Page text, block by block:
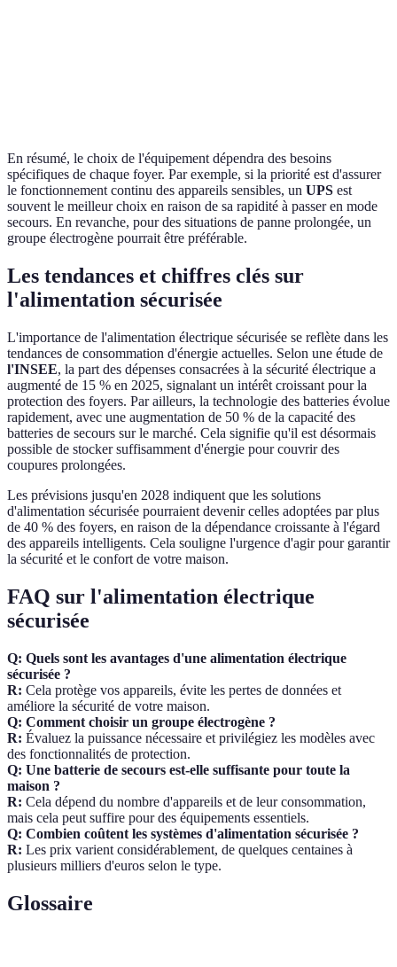
En résumé, le choix de l'équipement dépendra des besoins
spécifiques de chaque foyer. Par exemple, si la priorité est d'assurer
le fonctionnement continu des appareils sensibles, un UPS est
souvent le meilleur choix en raison de sa rapidité à passer en mode
secours. En revanche, pour des situations de panne prolongée, un
groupe électrogène pourrait être préférable.
Les tendances et chiffres clés sur
l'alimentation sécurisée
L'importance de l'alimentation électrique sécurisée se reflète dans les
tendances de consommation d'énergie actuelles. Selon une étude de
l'INSEE, la part des dépenses consacrées à la sécurité électrique a
augmenté de 15 % en 2025, signalant un intérêt croissant pour la
protection des foyers. Par ailleurs, la technologie des batteries évolue
rapidement, avec une augmentation de 50 % de la capacité des
batteries de secours sur le marché. Cela signifie qu'il est désormais
possible de stocker suffisamment d'énergie pour couvrir des
coupures prolongées.
Les prévisions jusqu'en 2028 indiquent que les solutions
d'alimentation sécurisée pourraient devenir celles adoptées par plus
de 40 % des foyers, en raison de la dépendance croissante à l'égard
des appareils intelligents. Cela souligne l'urgence d'agir pour garantir
la sécurité et le confort de votre maison.
FAQ sur l'alimentation électrique
sécurisée
Q: Quels sont les avantages d'une alimentation électrique
sécurisée ?
R: Cela protège vos appareils, évite les pertes de données et
améliore la sécurité de votre maison.
Q: Comment choisir un groupe électrogène ?
R: Évaluez la puissance nécessaire et privilégiez les modèles avec
des fonctionnalités de protection.
Q: Une batterie de secours est-elle suffisante pour toute la
maison ?
R: Cela dépend du nombre d'appareils et de leur consommation,
mais cela peut suffire pour des équipements essentiels.
Q: Combien coûtent les systèmes d'alimentation sécurisée ?
R: Les prix varient considérablement, de quelques centaines à
plusieurs milliers d'euros selon le type.
Glossaire